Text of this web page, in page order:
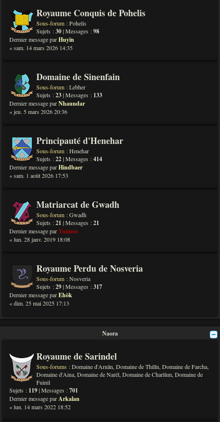
Royaume Conquis de Pohelis
Sous-forum :Pohelis
Sujets :30| Messages :98
Dernier message parHuyïn
« sam. 14 mars 2026 14:35
Domaine de Sinenfain
Sous-forum :Lebher
Sujets :23| Messages : 133
Dernier message parNhaundar
« jeu. 5 mars 2026 20:36
Principauté d'Henehar
Sous-forum :Henehar
Sujets :22| Messages :414
Dernier message parHindbaer
« sam. 1 août 2026 17:53
Matriarcat de Gwadh
Sous-forum :Gwadh
Sujets :21 | Messages :21
Dernier message parYuimen
« lun. 28 janv. 2019 18:08
Royaume Perdu de Nosveria
Sous-forum :Nosveria
Sujets :29| Messages :317
Dernier message parEhök
« dim. 25 mai 2025 17:13
Naora
Royaume de Sarindel
Sous-forums :Domaine d'Arnân, Domaine de Thilîn, Domaine de Farcha,
Domaine d'Aina, Domaine de Narël, Domaine de Charlùm, Domaine de
Fuinil
Sujets : 119| Messages :701
Dernier message parArkalan
« lun. 14 mars 2022 18:52